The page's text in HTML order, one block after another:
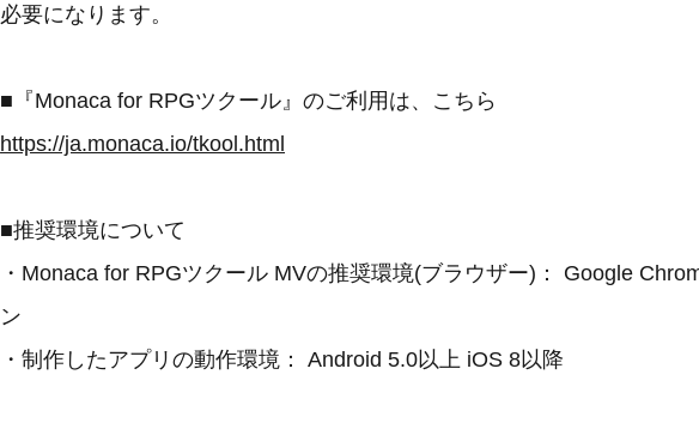
必要になります。
■『Monaca for RPGツクール』のご利用は、こちら
https://ja.monaca.io/tkool.html
■推奨環境について
・Monaca for RPGツクール MVの推奨環境(ブラウザー)： Google
ン
・制作したアプリの動作環境： Android 5.0以上 iOS 8以降